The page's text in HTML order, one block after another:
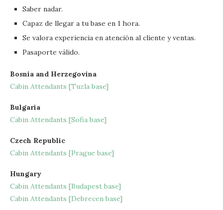
Saber nadar.
Capaz de llegar a tu base en 1 hora.
Se valora experiencia en atención al cliente y ventas.
Pasaporte válido.
Bosnia and Herzegovina
Cabin Attendants [Tuzla base]
Bulgaria
Cabin Attendants [Sofia base]
Czech Republic
Cabin Attendants [Prague base]
Hungary
Cabin Attendants [Budapest base]
Cabin Attendants [Debrecen base]